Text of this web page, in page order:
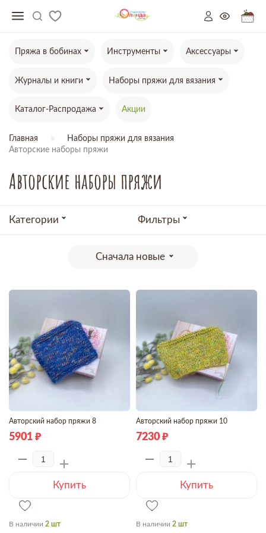
Пряжа в бобинах Инструменты Аксессуары
Журналы и книги Наборы пряжи для вязания
Каталог-Распродажа Акции
Главная
Наборы пряжи для вязания
Авторские наборы пряжи
Авторские наборы пряжи
Категории Фильтры
Сначала новые
Авторский набор пряжи 8
5901
Купить
В наличии 2 шт
Авторский набор пряжи 10
7230
Купить
В наличии 2 шт